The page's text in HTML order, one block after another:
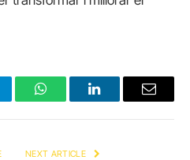
WhatsAppLinkedInEmail
NEXT ARTICLE